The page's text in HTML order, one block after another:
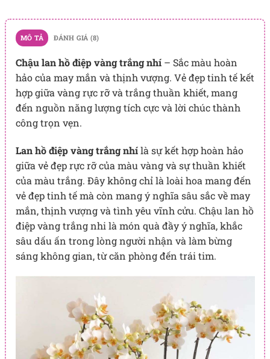
MÔ TẢ ĐÁNH GIÁ (8)
Chậu lan hồ điệp vàng trắng nhí– Sắc màu hoàn
hảo của may mắn và thịnh vượng. Vẻ đẹp tinh tế kết
hợp giữa vàng rực rỡ và trắng thuần khiết, mang
đến nguồn năng lượng tích cực và lời chúc thành
công trọn vẹn.
Lan hồ điệp vàng trắng nhílà sự kết hợp hoàn hảo
giữa vẻ đẹp rực rỡ của màu vàng và sự thuần khiết
của màu trắng. Đây không chỉ là loài hoa mang đến
vẻ đẹp tinh tế mà còn mang ý nghĩa sâu sắc về may
mắn, thịnh vượng và tình yêu vĩnh cửu. Chậu lan hồ
điệp vàng trắng nhi là món quà đầy ý nghĩa, khắc
sâu dấu ấn trong lòng người nhận và làm bừng
sáng không gian, từ căn phòng đến trái tim.